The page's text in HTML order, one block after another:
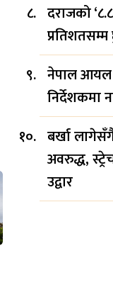
दराजको
नेपाल आयल
निर्देशकमा
बर्खा
अवरुद्ध,
उद्वार